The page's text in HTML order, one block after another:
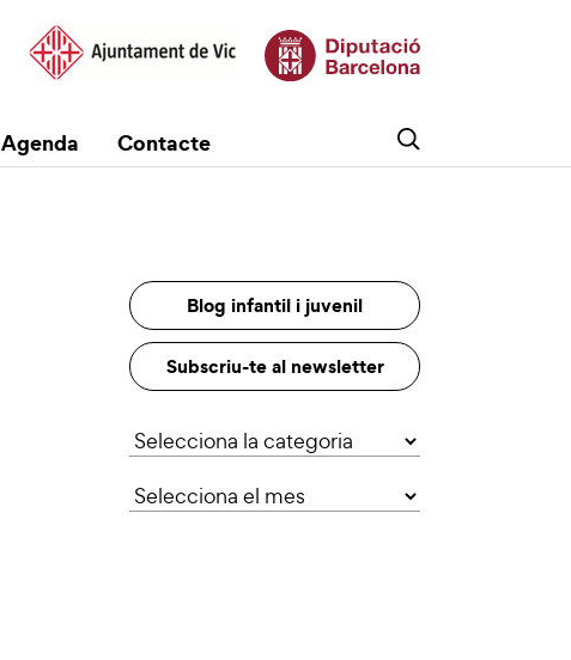
Agenda Contacte
Blog infantil i juvenil
Subscriu-te al newsletter
Categories